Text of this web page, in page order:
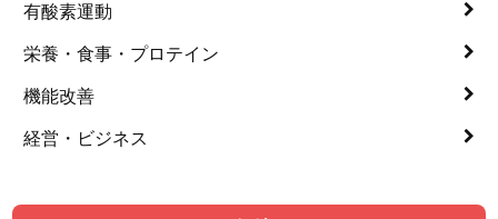
有酸素運動
栄養・食事・プロテイン
機能改善
経営・ビジネス